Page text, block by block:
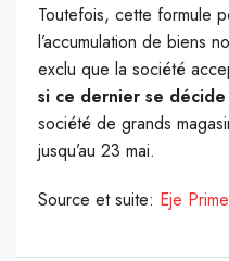
Toutefois, cette formule
l’accumulation de biens
exclu que la société
si ce dernier se
société de grands
jusqu’au 23 mai.
Source et suite: Eje Prime